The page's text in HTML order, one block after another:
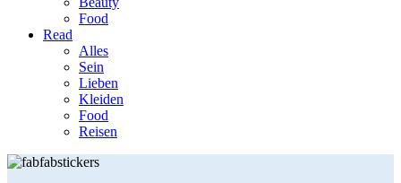
Food
Read
Alles
Sein
Lieben
Kleiden
Food
Reisen